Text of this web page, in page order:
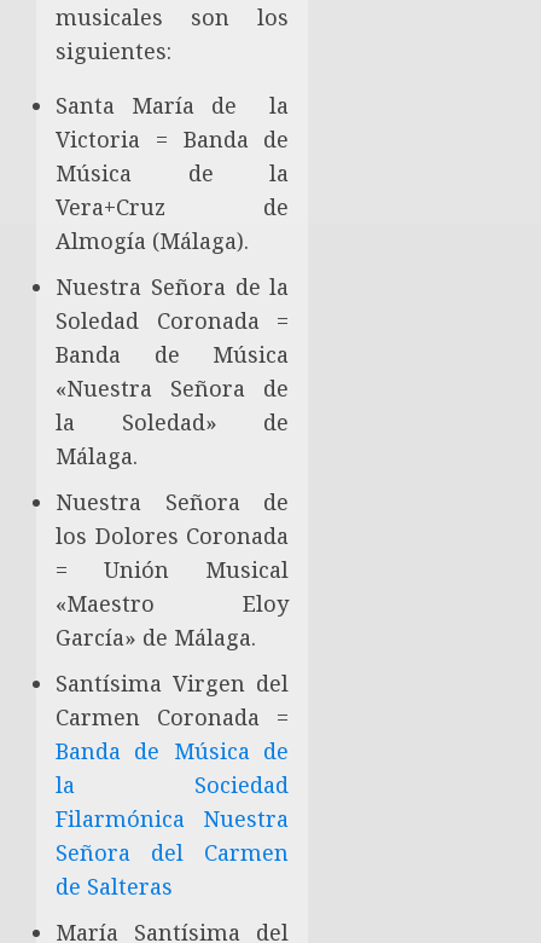
musicales son los
siguientes:
Santa María de la
Victoria = Banda de
Música de la
Vera+Cruz de
Almogía (Málaga).
Nuestra Señora de la
Soledad Coronada =
Banda de Música
«Nuestra Señora de
la Soledad» de
Málaga.
Nuestra Señora de
los Dolores Coronada
= Unión Musical
«Maestro Eloy
García» de Málaga.
Santísima Virgen del
Carmen Coronada =
Banda de Música de
la Sociedad
Filarmónica Nuestra
Señora del Carmen
de Salteras
María Santísima del
Musicofrades
¿Quieres permanecer informado/a de todas las
noticias al momento y en tu móvil?
Entra y sigue a nuestro canal de WhatsApp:
Entrar